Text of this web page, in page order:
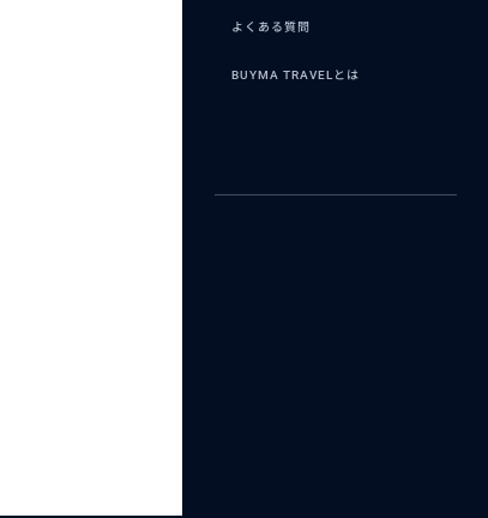
よくある質問
BUYMA TRAVELとは